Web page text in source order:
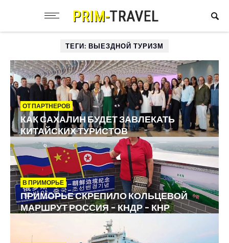
ТЕГИ: ВЫЕЗДНОЙ ТУРИЗМ
ОТ ПАРТНЕРОВ
КАК САХАЛИН БУДЕТ ЗАВЛЕКАТЬ
КИТАЙСКИХ ТУРИСТОВ
В ПРИМОРЬЕ
ПРИМОРЬЕ СКРЕПИЛО КОЛЬЦЕВОЙ
МАРШРУТ РОССИЯ – КНДР – КНР